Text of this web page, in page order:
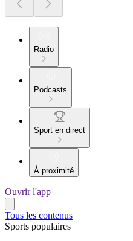
Radio
Podcasts
Sport en direct
À proximité
Ouvrir l'app
Tous les contenus
Sports populaires